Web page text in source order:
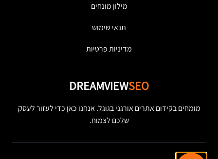
מילון מונחים
תנאי שימוש
מדיניות פרטיות
DREAMVIEWSEO
מומחים בקידום אתרים אורגני בגוגל. אנחנו כאן כדי לעזור לעסק
שלכם לצמוח.